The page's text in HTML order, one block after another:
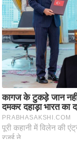
त्रा
रि
ले
श
न
शि
प
रा
ज
नी
ति